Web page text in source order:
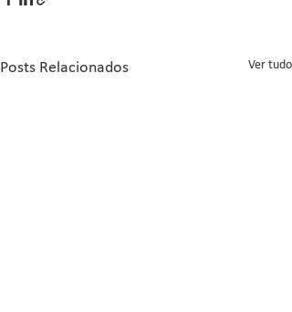
Posts Relacionados Ver tudo